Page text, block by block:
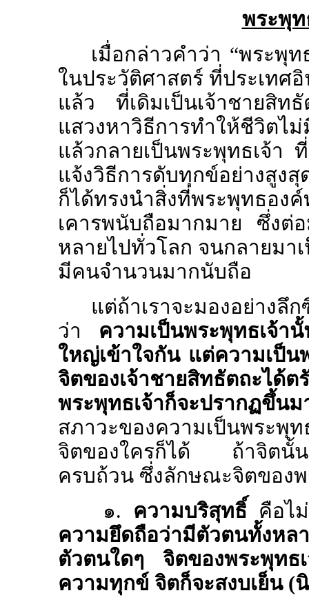
พระพุท
เมื่อกล่าวคำว่า “พระพุท
ในประวัติศาสตร์ ที่ประเทศ
แล้ว ที่เดิมเป็นเจ้าชายสิท
แสวงหาวิธีการทำให้ชีวิต
แล้วกลายเป็นพระพุทธเจ้า
แจ้งวิธีการดับทุกข์อย่างสูง
ก็ได้ทรงนำสิ่งที่พระพุทธอง
เคารพนับถือมากมาย ซึ่งต่
หลายไปทั่วโลก จนกลายมา
มีคนจำนวนมากนับถือ
แต่ถ้าเราจะมองอย่าง
ว่า ความเป็นพระพุทธเจ้า
ใหญ่เข้าใจกัน แต่ความเป็น
จิตของเจ้าชายสิทธัตถะได้
พระพุทธเจ้าก็จะปรากฏขึ้น
สภาวะของความเป็นพระพุ
จิตของใครก็ได้ ถ้าจิตนั้น
ครบถ้วน ซึ่งลักษณะจิตของ
๑. ความบริสุทธิ์ คือไ
ความยึดถือว่ามีตัวตนทั้งหล
ตัวตนใดๆ จิตของพระพุทธ
ความทุกข์ จิตก็จะสงบเย็น (